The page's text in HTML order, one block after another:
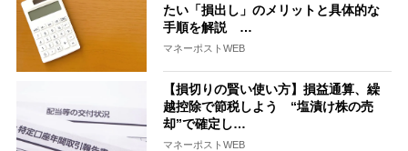
たい「損出し」のメリットと具体的な
手順を解説 …
マネーポストWEB
【損切りの賢い使い方】損益通算、繰
越控除で節税しよう “塩漬け株の売
却”で確定し…
マネーポストWEB